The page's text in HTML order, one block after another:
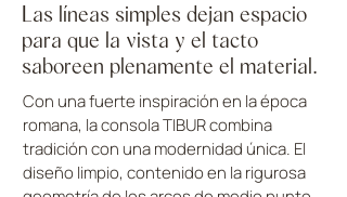
Las líneas simples dejan espacio
para que la vista y el tacto
saboreen plenamente el material.
Con una fuerte inspiración en la época
romana, la consola TIBUR combina
tradición con una modernidad única. El
diseño limpio, contenido en la rigurosa